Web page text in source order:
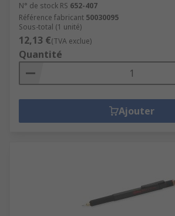
N° de stock RS 652-407
Référence fabricant 50030095
Sous-total (1 unité)
12,13 €(TVA exclue)
Quantité
Ajouter